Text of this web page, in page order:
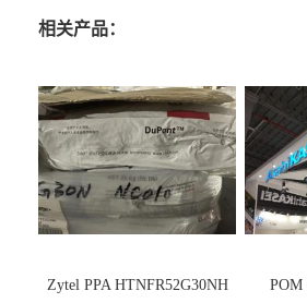
相关产品：
Zytel PPA HTNFR52G30NH POM